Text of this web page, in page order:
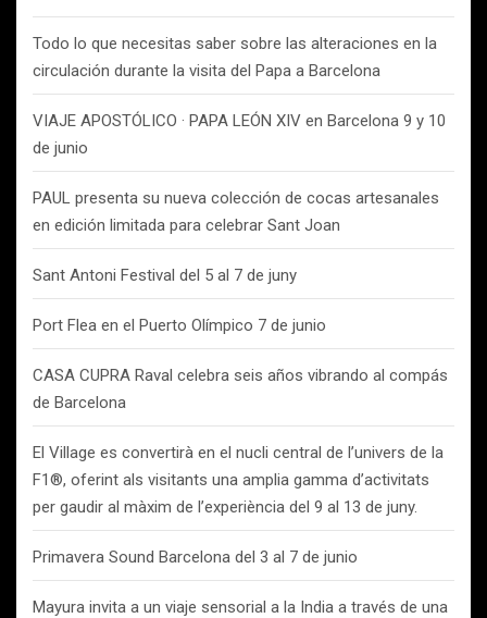
Todo lo que necesitas saber sobre las alteraciones en la
circulación durante la visita del Papa a Barcelona
VIAJE APOSTÓLICO · PAPA LEÓN XIV en Barcelona 9 y 10
de junio
PAUL presenta su nueva colección de cocas artesanales
en edición limitada para celebrar Sant Joan
Sant Antoni Festival del 5 al 7 de juny
Port Flea en el Puerto Olímpico 7 de junio
CASA CUPRA Raval celebra seis años vibrando al compás
de Barcelona
El Village es convertirà en el nucli central de l’univers de la
F1®, oferint als visitants una amplia gamma d’activitats
per gaudir al màxim de l’experiència del 9 al 13 de juny.
Primavera Sound Barcelona del 3 al 7 de junio
Mayura invita a un viaje sensorial a la India a través de una